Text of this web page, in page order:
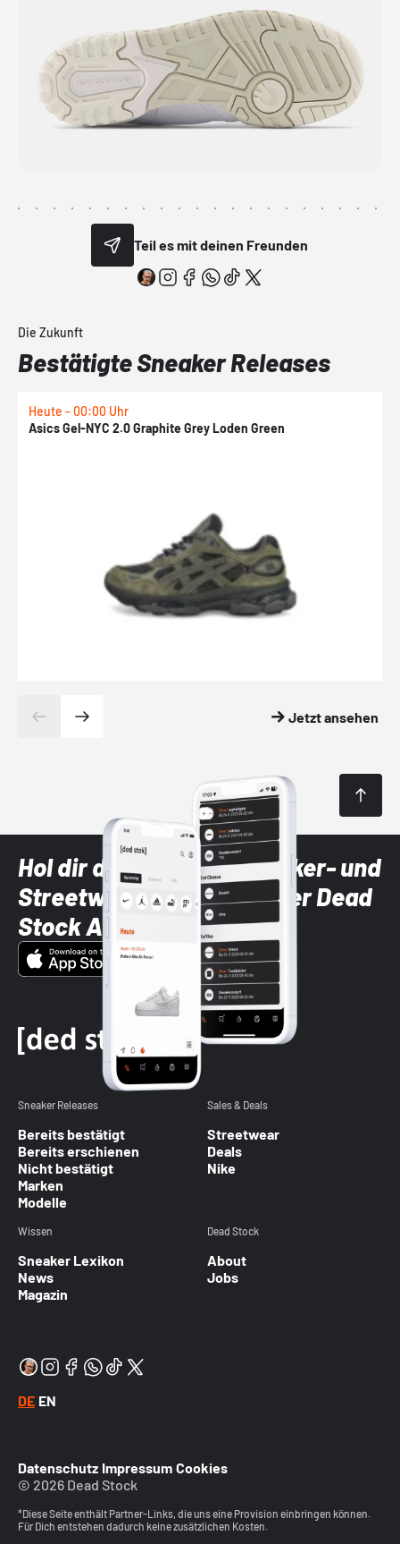
Teil es mit deinen Freunden
Die Zukunft
Bestätigte Sneaker Releases
Heute - 00:00 Uhr
Asics Gel-NYC 2.0 Graphite Grey Loden Green
Jetzt ansehen
Hol dir die neuesten Sneaker- und
Streetwear-Brands mit der Dead
Stock App
Sneaker Releases
Bereits bestätigt
Bereits erschienen
Nicht bestätigt
Marken
Modelle
Sales & Deals
Streetwear
Deals
Nike
Wissen
Sneaker Lexikon
News
Magazin
Dead Stock
About
Jobs
DE EN
Datenschutz Impressum Cookies
© 2026 Dead Stock
*Diese Seite enthält Partner-Links, die uns eine Provision einbringen können.
Für Dich entstehen dadurch keine zusätzlichen Kosten.